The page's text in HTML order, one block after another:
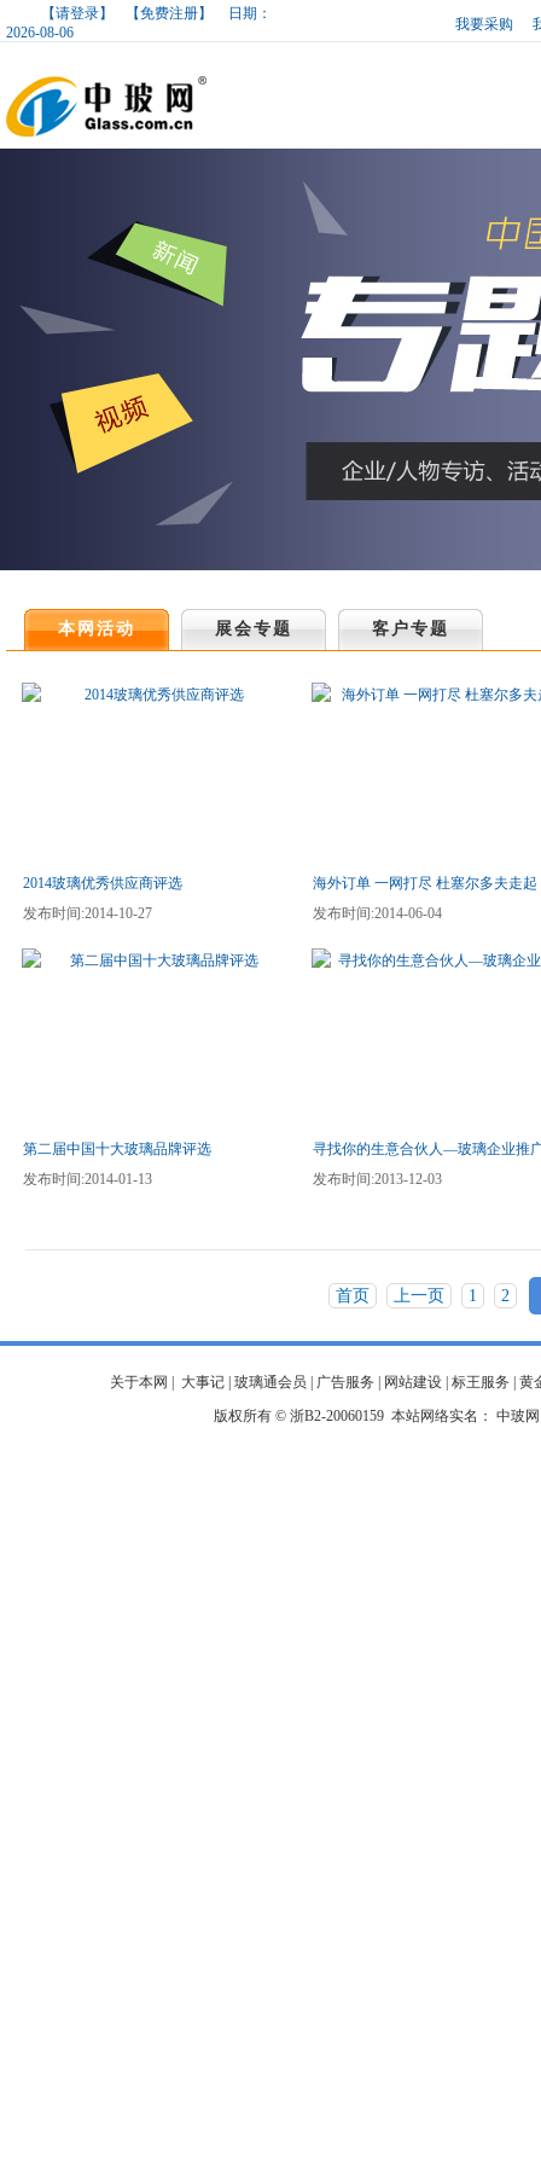
【请登录】 【免费注册】
日期：
2026-08-06
我要采购
本网活动 展会专题 客户专题
2014玻璃优秀供应商评选
发布时间:2014-10-27
海外订单 一网打尽 杜塞尔多夫走起
发布时间:2014-06-04
第二届中国十大玻璃品牌评选
发布时间:2014-01-13
寻找你的生意合伙人—玻璃企业推
发布时间:2013-12-03
首页 上一页 1 2
关于本网 大事记 玻璃通会员 广告服务 网站建设 标王服务
黄
版权所有 © 浙B2-20060159 本站网络实名： 中玻网